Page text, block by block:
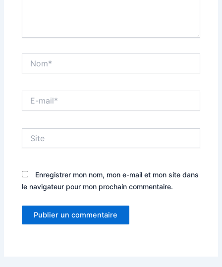
mail*
Enregistrer mon nom, mon e-mail et mon site dans
le navigateur pour mon prochain commentaire.